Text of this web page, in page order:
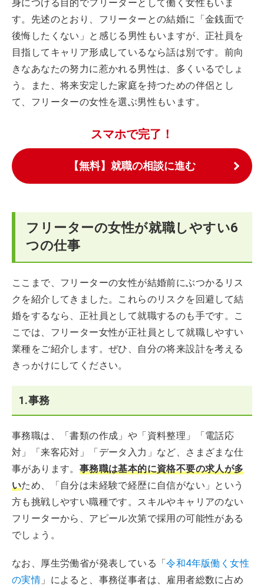
身につける目的でフリーターとして働く女性もいま
す。先述のとおり、フリーターとの結婚に「金銭面で
後悔したくない」と感じる男性もいますが、正社員を
目指してキャリア形成しているなら話は別です。前向
きなあなたの努力に惹かれる男性は、多くいるでしょ
う。また、将来安定した家庭を持つための伴侶とし
て、フリーターの女性を選ぶ男性もいます。
スマホで完了！
【無料】就職の相談に進む
フリーターの女性が就職しやすい6
つの仕事
ここまで、フリーターの女性が結婚前にぶつかるリス
クを紹介してきました。これらのリスクを回避して結
婚をするなら、正社員として就職するのも手です。こ
こでは、フリーター女性が正社員として就職しやすい
業種をご紹介します。ぜひ、自分の将来設計を考える
きっかけにしてください。
1.事務
事務職は、「書類の作成」や「資料整理」「電話応
対」「来客応対」「データ入力」など、さまざまな仕
事があります。 事務職は基本的に資格不要の求人が多
いため、「自分は未経験で経歴に自信がない」という
方も挑戦しやすい職種です。スキルやキャリアのない
フリーターから、アピール次第で採用の可能性がある
でしょう。
なお、厚生労働省が発表している「令和4年版働く女性
の実情 」によると、事務従事者は、雇用者総数に占め